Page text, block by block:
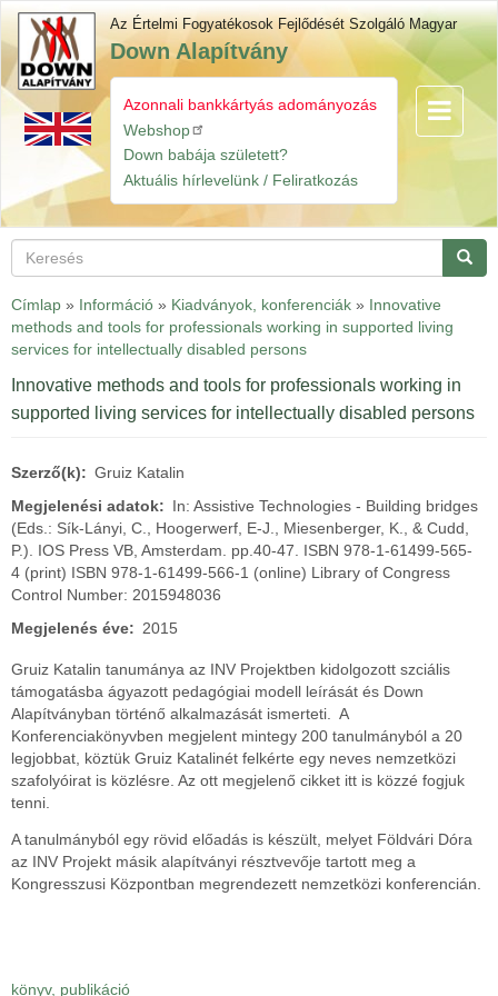
Ugrás
tartalomra
Az Értelmi Fogyatékosok Fejlődését Szolgáló Magyar
Down Alapítvány
Gyorslinkek
Azonnali bankkártyás adományozás
Webshop
Down babája született?
Aktuális hírlevelünk / Feliratkozás
Navigáció
Keresés
Címlap » Információ » Kiadványok, konferenciák » Innovative
methods and tools for professionals working in supported living
services for intellectually disabled persons
Innovative methods and tools for professionals working in
supported living services for intellectually disabled persons
Szerző(k)
Gruiz Katalin
Megjelenési adatok
In: Assistive Technologies - Building bridges
(Eds.: Sík-Lányi, C., Hoogerwerf, E-J., Miesenberger, K., & Cudd,
P.). IOS Press VB, Amsterdam. pp.40-47. ISBN 978-1-61499-565-
4 (print) ISBN 978-1-61499-566-1 (online) Library of Congress
Control Number: 2015948036
Megjelenés éve
2015
Gruiz Katalin tanumánya az INV Projektben kidolgozott szciális
támogatásba ágyazott pedagógiai modell leírását és Down
Alapítványban történő alkalmazását ismerteti. A
Konferenciakönyvben megjelent mintegy 200 tanulmányból a 20
legjobbat, köztük Gruiz Katalinét felkérte egy neves nemzetközi
szafolyóirat is közlésre. Az ott megjelenő cikket itt is közzé fogjuk
tenni.
A tanulmányból egy rövid előadás is készült, melyet Földvári Dóra
az INV Projekt másik alapítványi résztvevője tartott meg a
Kongresszusi Központban megrendezett nemzetközi konferencián.
könyv, publikáció